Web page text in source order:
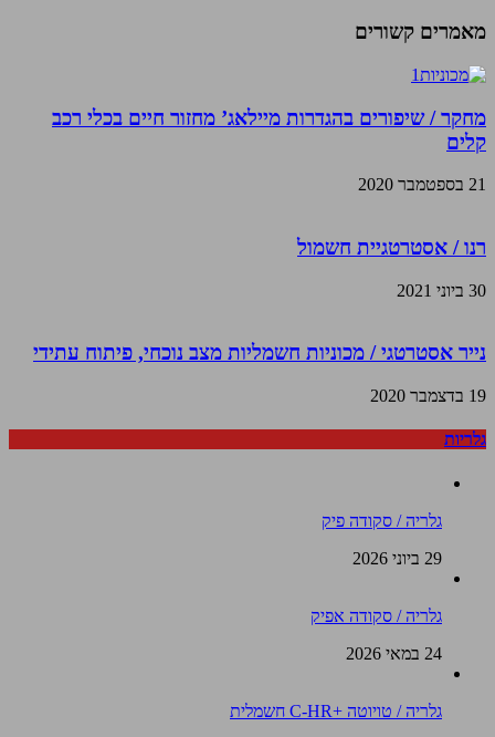
מאמרים קשורים
מחקר / שיפורים בהגדרות מיילאג’ מחזור חיים בכלי רכב
קלים
21 בספטמבר 2020
רנו / אסטרטגיית חשמול
30 ביוני 2021
נייר אסטרטגי / מכוניות חשמליות מצב נוכחי, פיתוח עתידי
19 בדצמבר 2020
גלריות
גלריה / סקודה פיק
29 ביוני 2026
גלריה / סקודה אפיק
24 במאי 2026
גלריה / טויוטה +C-HR חשמלית